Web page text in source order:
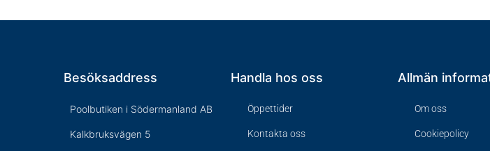
Besöksaddress
Poolbutiken i Södermanland AB
Kalkbruksvägen 5
Handla hos oss
Öppettider
Kontakta oss
Allmän
Om oss
Cookiepolicy